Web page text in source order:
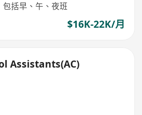
括早、午、夜班
$16K-22K/月
Assistants(AC)